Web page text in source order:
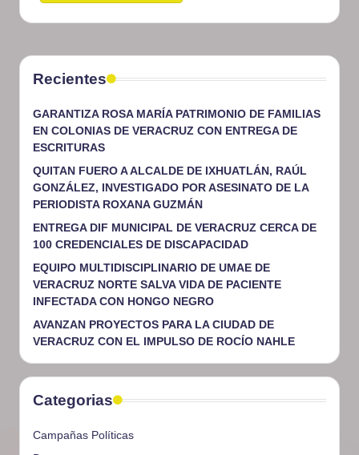
Recientes
GARANTIZA ROSA MARÍA PATRIMONIO DE FAMILIAS
EN COLONIAS DE VERACRUZ CON ENTREGA DE
ESCRITURAS
QUITAN FUERO A ALCALDE DE IXHUATLÁN, RAÚL
GONZÁLEZ, INVESTIGADO POR ASESINATO DE LA
PERIODISTA ROXANA GUZMÁN
ENTREGA DIF MUNICIPAL DE VERACRUZ CERCA DE
100 CREDENCIALES DE DISCAPACIDAD
EQUIPO MULTIDISCIPLINARIO DE UMAE DE
VERACRUZ NORTE SALVA VIDA DE PACIENTE
INFECTADA CON HONGO NEGRO
AVANZAN PROYECTOS PARA LA CIUDAD DE
VERACRUZ CON EL IMPULSO DE ROCÍO NAHLE
Categorias
Campañas Políticas